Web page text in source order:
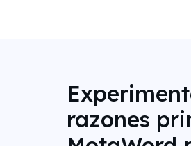
razones